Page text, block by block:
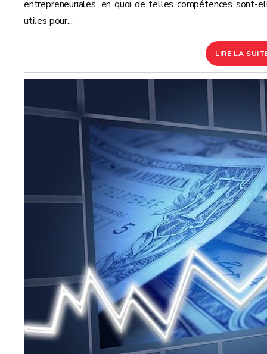
entrepreneuriales, en quoi de telles compétences sont-
utiles pour...
LIRE LA